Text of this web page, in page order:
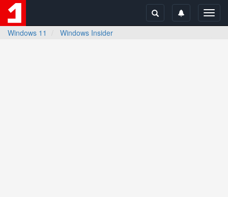
Windows 11
Windows Insider